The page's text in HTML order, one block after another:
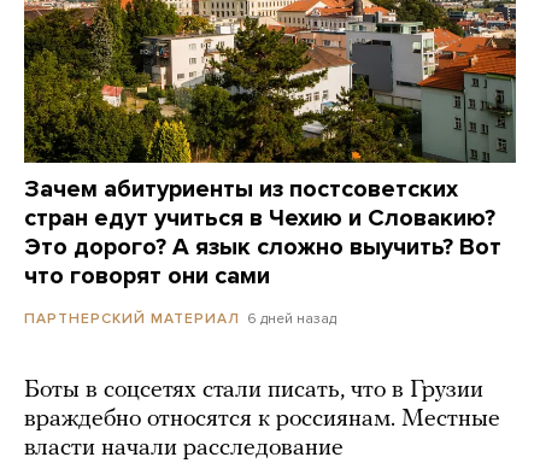
Зачем абитуриенты из постсоветских
стран едут учиться в Чехию и Словакию?
Это дорого? А язык сложно выучить? Вот
что говорят они сами
ПАРТНЕРСКИЙ МАТЕРИАЛ 6 дней назад
Боты в соцсетях стали писать, что в Грузии
враждебно относятся к россиянам. Местные
власти начали расследование